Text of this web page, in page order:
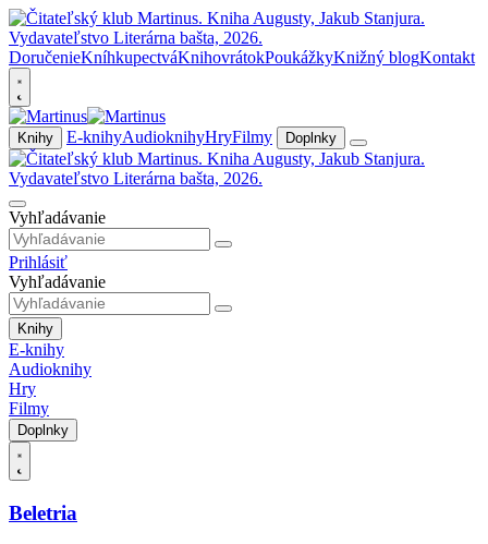
DoručenieKníhkupectváKnihovrátokPoukážkyKnižný blogKontakt
Knihy E-knihyAudioknihyHryFilmy Doplnky
Vyhľadávanie
Prihlásiť
Vyhľadávanie
Knihy
E-knihy
Audioknihy
Hry
Filmy
Doplnky
Beletria